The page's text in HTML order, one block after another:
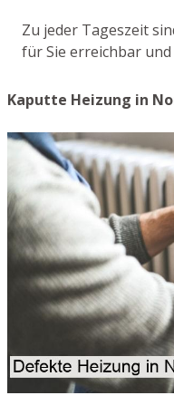
Zu jeder Tageszeit
für Sie erreichbar
Kaputte Heizung in